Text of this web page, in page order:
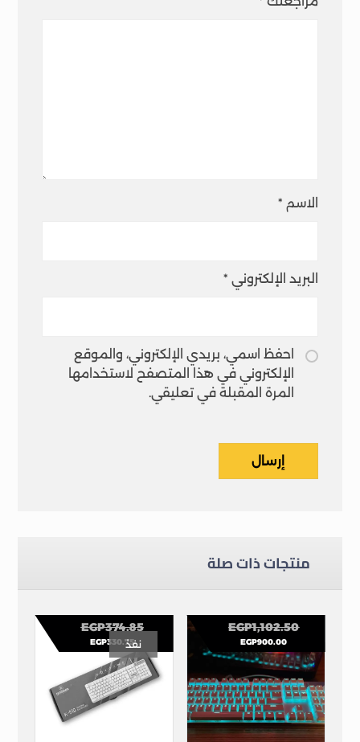
الاسم *
البريد الإلكتروني *
احفظ اسمي، بريدي الإلكتروني، والموقع
الإلكتروني في هذا المتصفح لاستخدامها
المرة المقبلة في تعليقي.
إرسال
منتجات ذات صلة
EGP1,102.50
EGP900.00
EGP374.85
EGP330.75نفذ